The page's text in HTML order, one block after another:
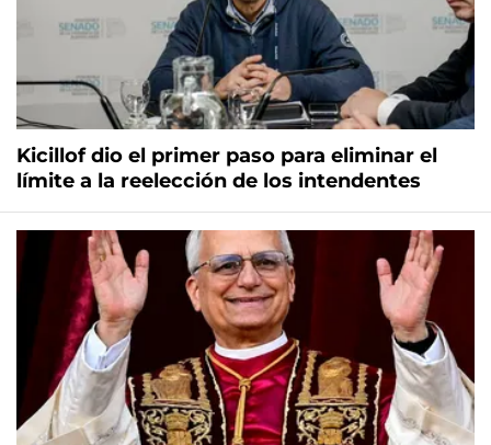
Kicillof dio el primer paso para eliminar el
límite a la reelección de los intendentes